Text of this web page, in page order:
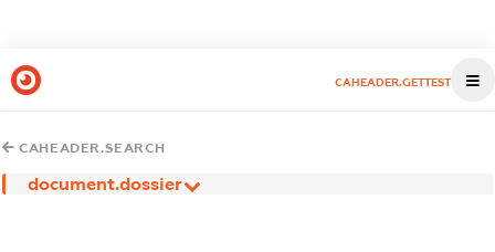
CAHEADER.GETTEST
CAHEADER.SEARCH
document.dossier